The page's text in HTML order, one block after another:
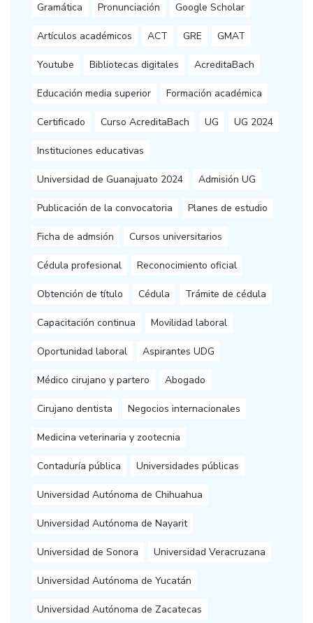
Gramática Pronunciación Google Scholar
Artículos académicos ACT GRE GMAT
Youtube Bibliotecas digitales AcreditaBach
Educación media superior Formación académica
Certificado Curso AcreditaBach UG UG 2024
Instituciones educativas
Universidad de Guanajuato 2024 Admisión UG
Publicación de la convocatoria Planes de estudio
Ficha de admsión Cursos universitarios
Cédula profesional Reconocimiento oficial
Obtención de título Cédula Trámite de cédula
Capacitación continua Movilidad laboral
Oportunidad laboral Aspirantes UDG
Médico cirujano y partero Abogado
Cirujano dentista Negocios internacionales
Medicina veterinaria y zootecnia
Contaduría pública Universidades públicas
Universidad Autónoma de Chihuahua
Universidad Autónoma de Nayarit
Universidad de Sonora Universidad Veracruzana
Universidad Autónoma de Yucatán
Universidad Autónoma de Zacatecas